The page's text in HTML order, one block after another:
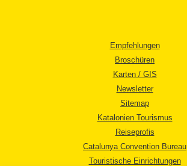
Empfehlungen
Broschüren
Karten / GIS
Newsletter
Sitemap
Katalonien Tourismus
Reiseprofis
Catalunya Convention Bureau
Touristische Einrichtungen